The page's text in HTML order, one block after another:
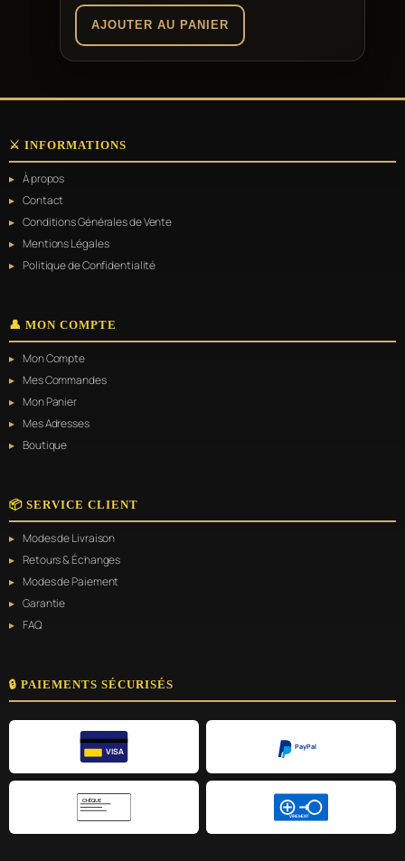
AJOUTER AU PANIER
⚔️ INFORMATIONS
À propos
Contact
Conditions Générales de Vente
Mentions Légales
Politique de Confidentialité
👤 MON COMPTE
Mon Compte
Mes Commandes
Mon Panier
Mes Adresses
Boutique
📦 SERVICE CLIENT
Modes de Livraison
Retours & Échanges
Modes de Paiement
Garantie
FAQ
🔒 PAIEMENTS SÉCURISÉS
VISA
PayPal
CHÈQUE
VIREMENT